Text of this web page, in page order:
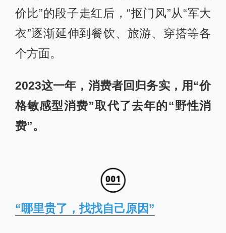
价比”的段子走红后，“抠门风”从“军大
衣”逐渐延伸到餐饮、旅游、穿搭等各
个方面。
2023这一年，消费者回归务实，用“价
格敏感型消费”取代了去年的“野性消
费”。
“哪里贵了，找找自己原因”